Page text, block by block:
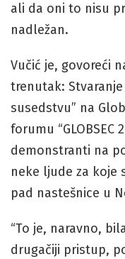
ali da oni to nisu
nadležan.
Vučić je, govoreći
trenutak:
susedstvu” na
forumu “GLOBSEC
demonstranti na
neke ljude za koje
pad nastešnice u
“To je, naravno,
drugačiji pristup,